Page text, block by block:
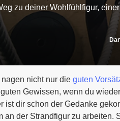
zu deiner Wohlfühlfigur,
nicht nur die guten
Gewissen, wenn du
ist dir schon der Gedanke
an der Strandfigur zu arbeiten.